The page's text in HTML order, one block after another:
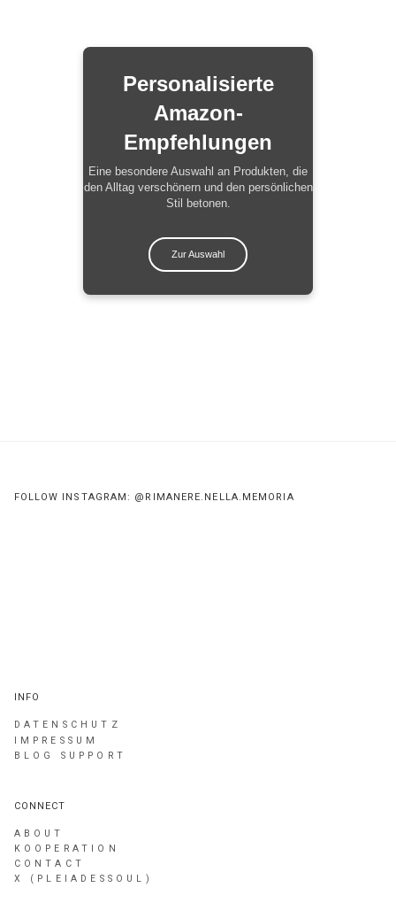
Personalisierte
Amazon-
Empfehlungen
Eine besondere Auswahl an Produkten, die
den Alltag verschönern und den persönlichen
Stil betonen.
Zur Auswahl
FOLLOW INSTAGRAM: @RIMANERE.NELLA.MEMORIA
INFO
DATENSCHUTZ
IMPRESSUM
BLOG SUPPORT
CONNECT
ABOUT
KOOPERATION
CONTACT
X (PLEIADESSOUL)